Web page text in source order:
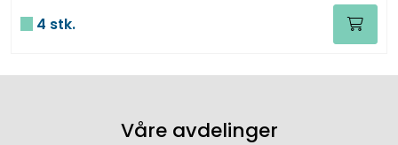
4 stk.
Våre avdelinger